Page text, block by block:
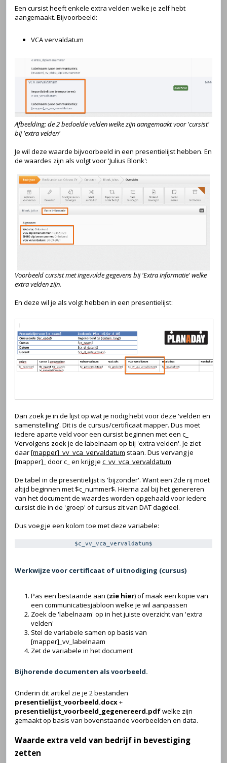
Een cursist heeft enkele extra velden welke je zelf hebt
aangemaakt. Bijvoorbeeld:
VCA vervaldatum
Afbeelding; de 2 bedoelde velden welke zijn aangemaakt voor 'cursist'
bij 'extra velden'
Je wil deze waarde bijvoorbeeld in een presentielijst hebben. En
de waardes zijn als volgt voor 'Julius Blonk':
Voorbeeld cursist met ingevulde gegevens bij 'Extra informatie' welke
extra velden zijn.
En deze wil je als volgt hebben in een presentielijst:
Dan zoek je in de lijst op wat je nodig hebt voor deze 'velden en
samenstelling'. Dit is de cursus/certificaat mapper. Dus moet
iedere aparte veld voor een cursist beginnen met een c_
Vervolgens zoek je de labelnaam op bij 'extra velden'. Je ziet
daar[mapper]_vv_vca_vervaldatum staan. Dus vervang je
[mapper]_ door c_ en krijg je c_vv_vca_vervaldatum
De tabel in de presentielijst is 'bijzonder'. Want een 2de rij moet
altijd beginnen met $c_nummer$. Hierna zal bij het genereren
van het document de waardes worden opgehaald voor iedere
cursist die in de 'groep' of cursus zit van DAT dagdeel.
Dus voeg je een kolom toe met deze variabele:
$c_vv_vca_vervaldatum$
Werkwijze voor certificaat of uitnodiging (cursus)
Pas een bestaande aan (zie hier) of maak een kopie van
een communicatiesjabloon welke je wil aanpassen
Zoek de 'labelnaam' op in het juiste overzicht van 'extra
velden'
Stel de variabele samen op basis van
[mapper]_vv_labelnaam
Zet de variabele in het document
Bijhorende documenten als voorbeeld.
Onderin dit artikel zie je 2 bestanden
presentielijst_voorbeeld.docx+
presentielijst_voorbeeld_gegenereerd.pdfwelke zijn
gemaakt op basis van bovenstaande voorbeelden en data.
Waarde extra veld van bedrijf in bevestiging
zetten